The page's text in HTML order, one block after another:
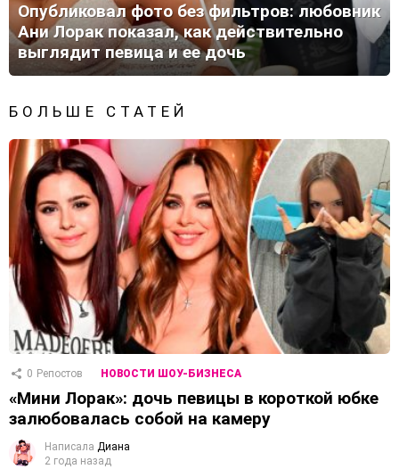
Опубликовал фото без фильтров: любовник
Ани Лорак показал, как действительно
выглядит певица и ее дочь
БОЛЬШЕ СТАТЕЙ
0 Репостов НОВОСТИ ШОУ-БИЗНЕСА
«Мини Лорак»: дочь певицы в короткой юбке
залюбовалась собой на камеру
Написала Диана
2 года назад